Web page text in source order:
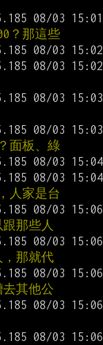
？那這些
面板、綠
人家是台
那些人
那就代
其他公